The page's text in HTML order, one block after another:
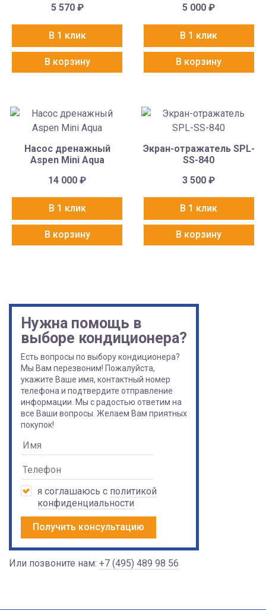
5 570 ₽
В 1 клик
В корзину
5 000₽
В 1 клик
В корзину
Насос дренажный
Aspen Mini Aqua
14 000₽
В 1 клик
В корзину
Экран-отражатель SPL-
SS-840
3 500₽
В 1 клик
В корзину
Нужна помощь в
выборе кондиционера?
Есть вопросы по выбору кондиционера?
Мы Вам перезвоним! Пожалуйста,
укажите Ваше имя, контактный номер
телефона и подтвердите отправление
информации. Мы с радостью ответим на
все Ваши вопросы. Желаем Вам приятных
покупок!
я соглашаюсь с политикой
конфиденциальности
Получить консультацию
Или позвоните нам: +7 (495) 489 98 56